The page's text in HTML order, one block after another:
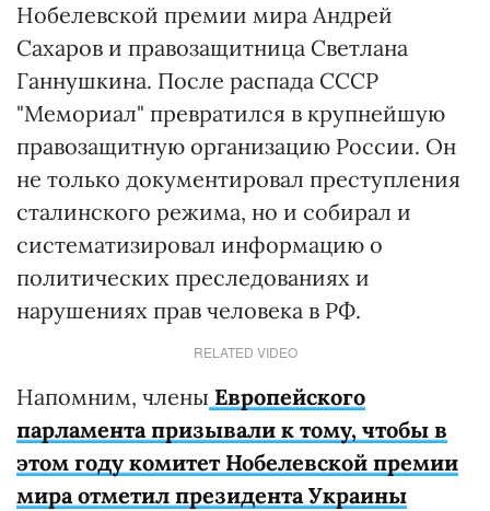
Нобелевской премии мира Андрей
Сахаров и правозащитница Светлана
Ганнушкина. После распада СССР
"Мемориал" превратился в крупнейшую
правозащитную организацию России. Он
не только документировал преступления
сталинского режима, но и собирал и
систематизировал информацию о
политических преследованиях и
нарушениях прав человека в РФ.
RELATED VIDEO
Напомним, члены Европейского
парламента призывали к тому, чтобы в
этом году комитет Нобелевской премии
мира отметил президента Украины